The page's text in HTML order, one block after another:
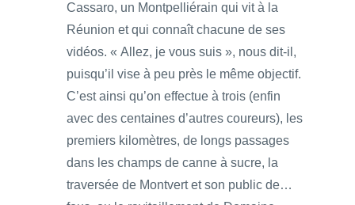
Cassaro, un Montpelliérain qui vit à la
Réunion et qui connaît chacune de ses
vidéos. « Allez, je vous suis », nous dit-il,
puisqu’il vise à peu près le même objectif.
C’est ainsi qu’on effectue à trois (enfin
avec des centaines d’autres coureurs), les
premiers kilomètres, de longs passages
dans les champs de canne à sucre, la
traversée de Montvert et son public de…